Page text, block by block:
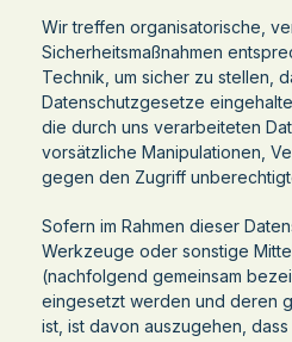
Wir treffen organisatorische,
Sicherheitsmaßnahmen
Technik, um sicher zu stellen,
Datenschutzgesetze
die durch uns verarbeiteten
vorsätzliche Manipulationen,
gegen den Zugriff
Sofern im Rahmen dieser
Werkzeuge oder sonstige
(nachfolgend gemeinsam
eingesetzt werden und deren
ist, ist davon auszugehen,